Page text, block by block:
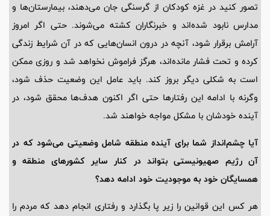
تصور کنید در غزه کودکان از گرسنگی جان می‌دهند، بیمارستان‌ها و
مدارس نابود شده‌اند و خبرنگاران کشته می‌شوند. حتی اگر امروز
آرامش برقرار شود، آنچه در درون انسان‌هایی که در آن شرایط زندگی
کرده و تحت فشار مانده‌اند، هرگز فراموش نخواهد شد و روزی ممکن
است به شکلی دیگر بروز کند. باید عامل این وضعیت حذف شود،
وگرنه با ادامه این رفتارها حتی اگر اکنون هدف‌ها محقق شود، در
آینده خودشان با مشکل مواجه خواهند شد.
آیا چشم‌انداز شما برای آینده منطقه شامل وضعیتی می‌شود که در
آن رژیم صهیونیستی بتواند در کنار سایر کشورهای منطقه و
همسایگان خود به موجودیت خود ادامه دهد؟
هر کس این قوانین را زیر پا بگذارد و رفتاری انجام دهد که مردم را